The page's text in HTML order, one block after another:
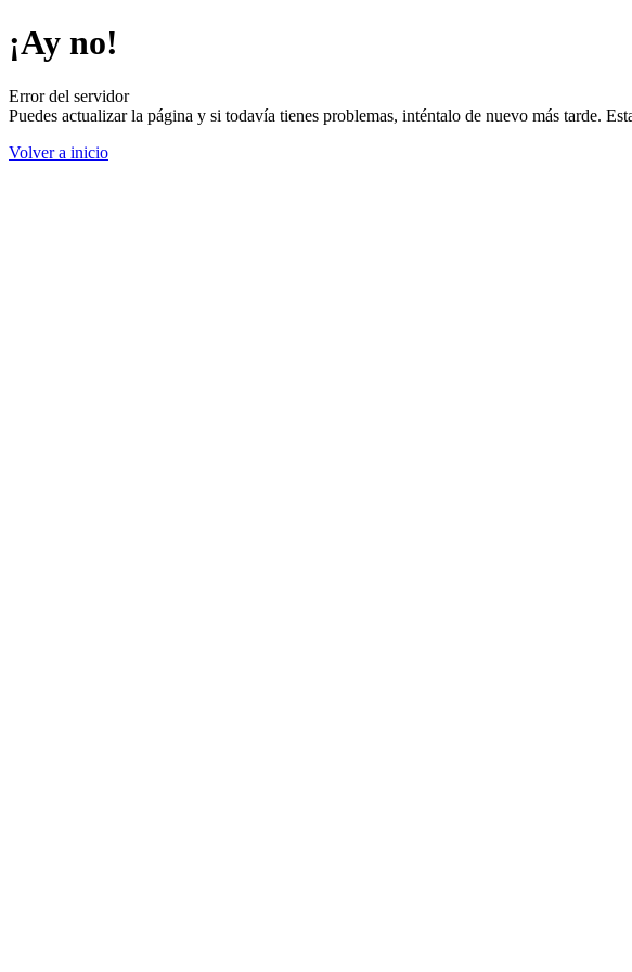
¡Ay no!
Error del servidor
Puedes actualizar la página y si todavía tienes problemas, inténtalo de nuevo más tarde.
Volver a inicio